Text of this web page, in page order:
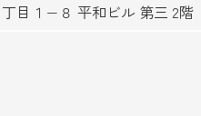
丁目１−８ 平和ビル 第三 2階